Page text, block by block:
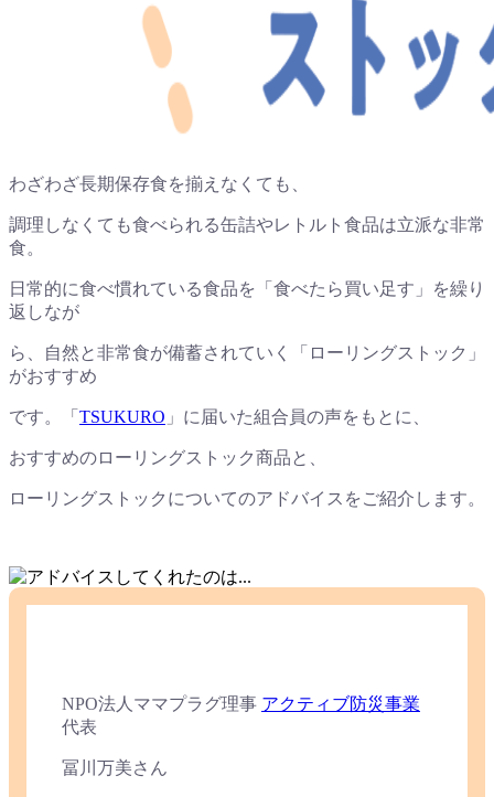
わざわざ長期保存食を揃えなくても、
調理しなくても食べられる缶詰やレトルト食品は立派な非常
食。
日常的に食べ慣れている食品を「食べたら買い足す」を繰り
返しなが
ら、自然と非常食が備蓄されていく「ローリングストック」
がおすすめ
です。「 TSUKURO 」に届いた組合員の声をもとに、
おすすめのローリングストック商品と、
ローリングストックについてのアドバイスをご紹介します。
NPO法人ママプラグ理事 アクティブ防災事業
代表
冨川万美さん